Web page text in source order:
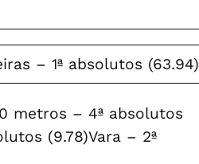
– 1ª absolutos (63.94)
metros – 4ª absolutos
(9.78)Vara – 2ª